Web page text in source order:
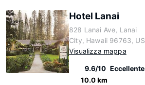
Hotel Lanai
828 Lanai Ave, Lanai
City, Hawaii 96763, US
Visualizza mappa
9.6/10 Eccellente
10.0 km